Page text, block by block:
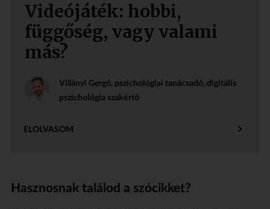
Videójáték: hobbi,
függőség, vagy valami
más?
Villányi Gergő, pszichológiai tanácsadó, digitális
pszichológia szakértő
ELOLVASOM
Hasznosnak találod a szócikket?